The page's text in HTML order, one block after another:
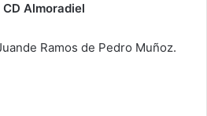
Almoradiel
Ramos de Pedro Muñoz.